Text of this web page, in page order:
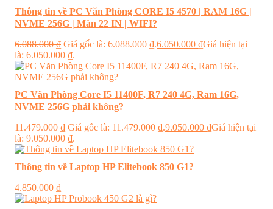
Thông tin về PC Văn Phòng CORE I5 4570 | RAM 16G |
NVME 256G | Màn 22 IN | WIFI?
6.088.000₫ Giá gốc là: 6.088.000 ₫.6.050.000 ₫Giá hiện tại
là: 6.050.000 ₫.
PC Văn Phòng Core I5 11400F, R7 240 4G, Ram 16G,
NVME 256G phải không?
11.479.000₫ Giá gốc là: 11.479.000 ₫.9.050.000 ₫Giá hiện tại
là: 9.050.000 ₫.
Thông tin về Laptop HP Elitebook 850 G1?
4.850.000 ₫